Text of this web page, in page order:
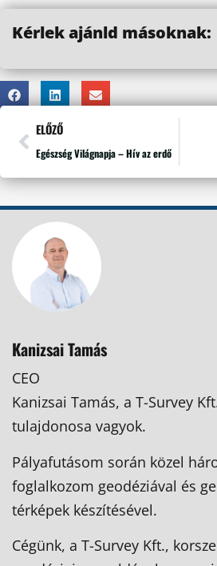
Kérlek ajánld másoknak:
ELŐZŐ
Egészség Világnapja – Hív az erdő
Kanizsai Tamás
CEO
Kanizsai Tamás, a T-Survey
tulajdonosa vagyok.
Pályafutásom során közel
foglalkozom geodéziával és
térképek készítésével.
Cégünk, a T-Survey Kft.,